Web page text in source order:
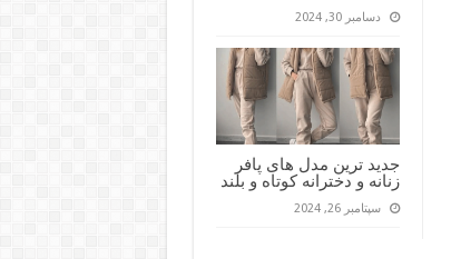
دسامبر 30, 2024
جدید ترین مدل های پافر
زنانه و دخترانه کوتاه و بلند
سپتامبر 26, 2024